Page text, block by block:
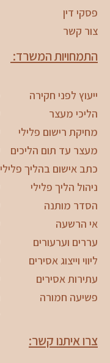
פסקי דין
צור קשר
התמחויות המשרד:
ייעוץ לפני חקירה
הליכי מעצר
מחיקת רישום פלילי
מעצר עד תום הליכים
כתב אישום בהליך פלילי
ניהול הליך פלילי
הסדר מותנה
אי הרשעה
עררים וערעורים
ליווי וייצוג אסירים
עתירות אסירים
פשיעה חמורה
צרו איתנו קשר: